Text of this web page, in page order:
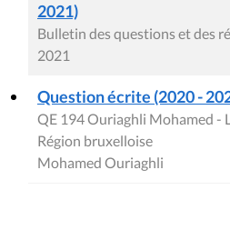
2021)
Bulletin des questions et des
2021
Question écrite (2020 -
QE 194 Ouriaghli Mohamed -
Région bruxelloise
Mohamed Ouriaghli